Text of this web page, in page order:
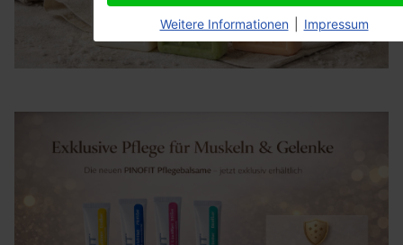
Weitere Informationen Impressum